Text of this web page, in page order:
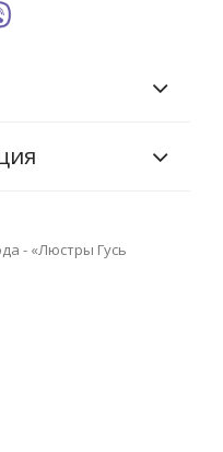
- «Люстры Гусь